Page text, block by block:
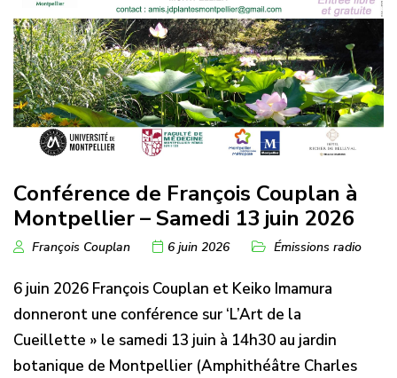
Conférence de François Couplan à
Montpellier – Samedi 13 juin 2026
François Couplan 6 juin 2026 Émissions radio
6 juin 2026 François Couplan et Keiko Imamura
donneront une conférence sur ‘L’Art de la
Cueillette » le samedi 13 juin à 14h30 au jardin
botanique de Montpellier (Amphithéâtre Charles